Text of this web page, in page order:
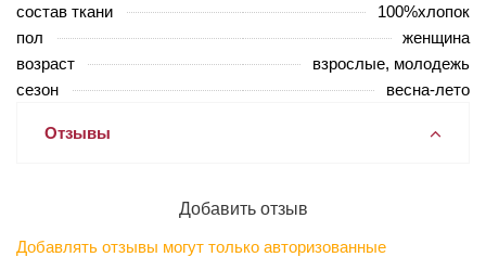
состав ткани
100%хлопок
пол
женщина
возраст
взрослые, молодежь
сезон
весна-лето
Отзывы
Добавить отзыв
Добавлять отзывы могут только авторизованные